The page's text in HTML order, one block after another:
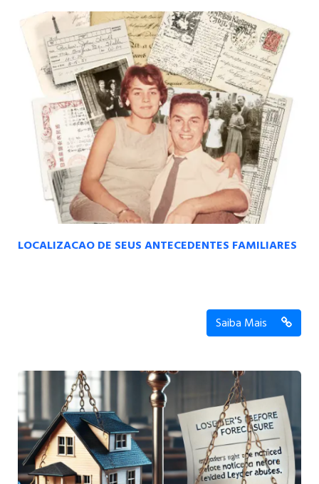
LOCALIZACAO DE SEUS ANTECEDENTES FAMILIARES
Saiba Mais